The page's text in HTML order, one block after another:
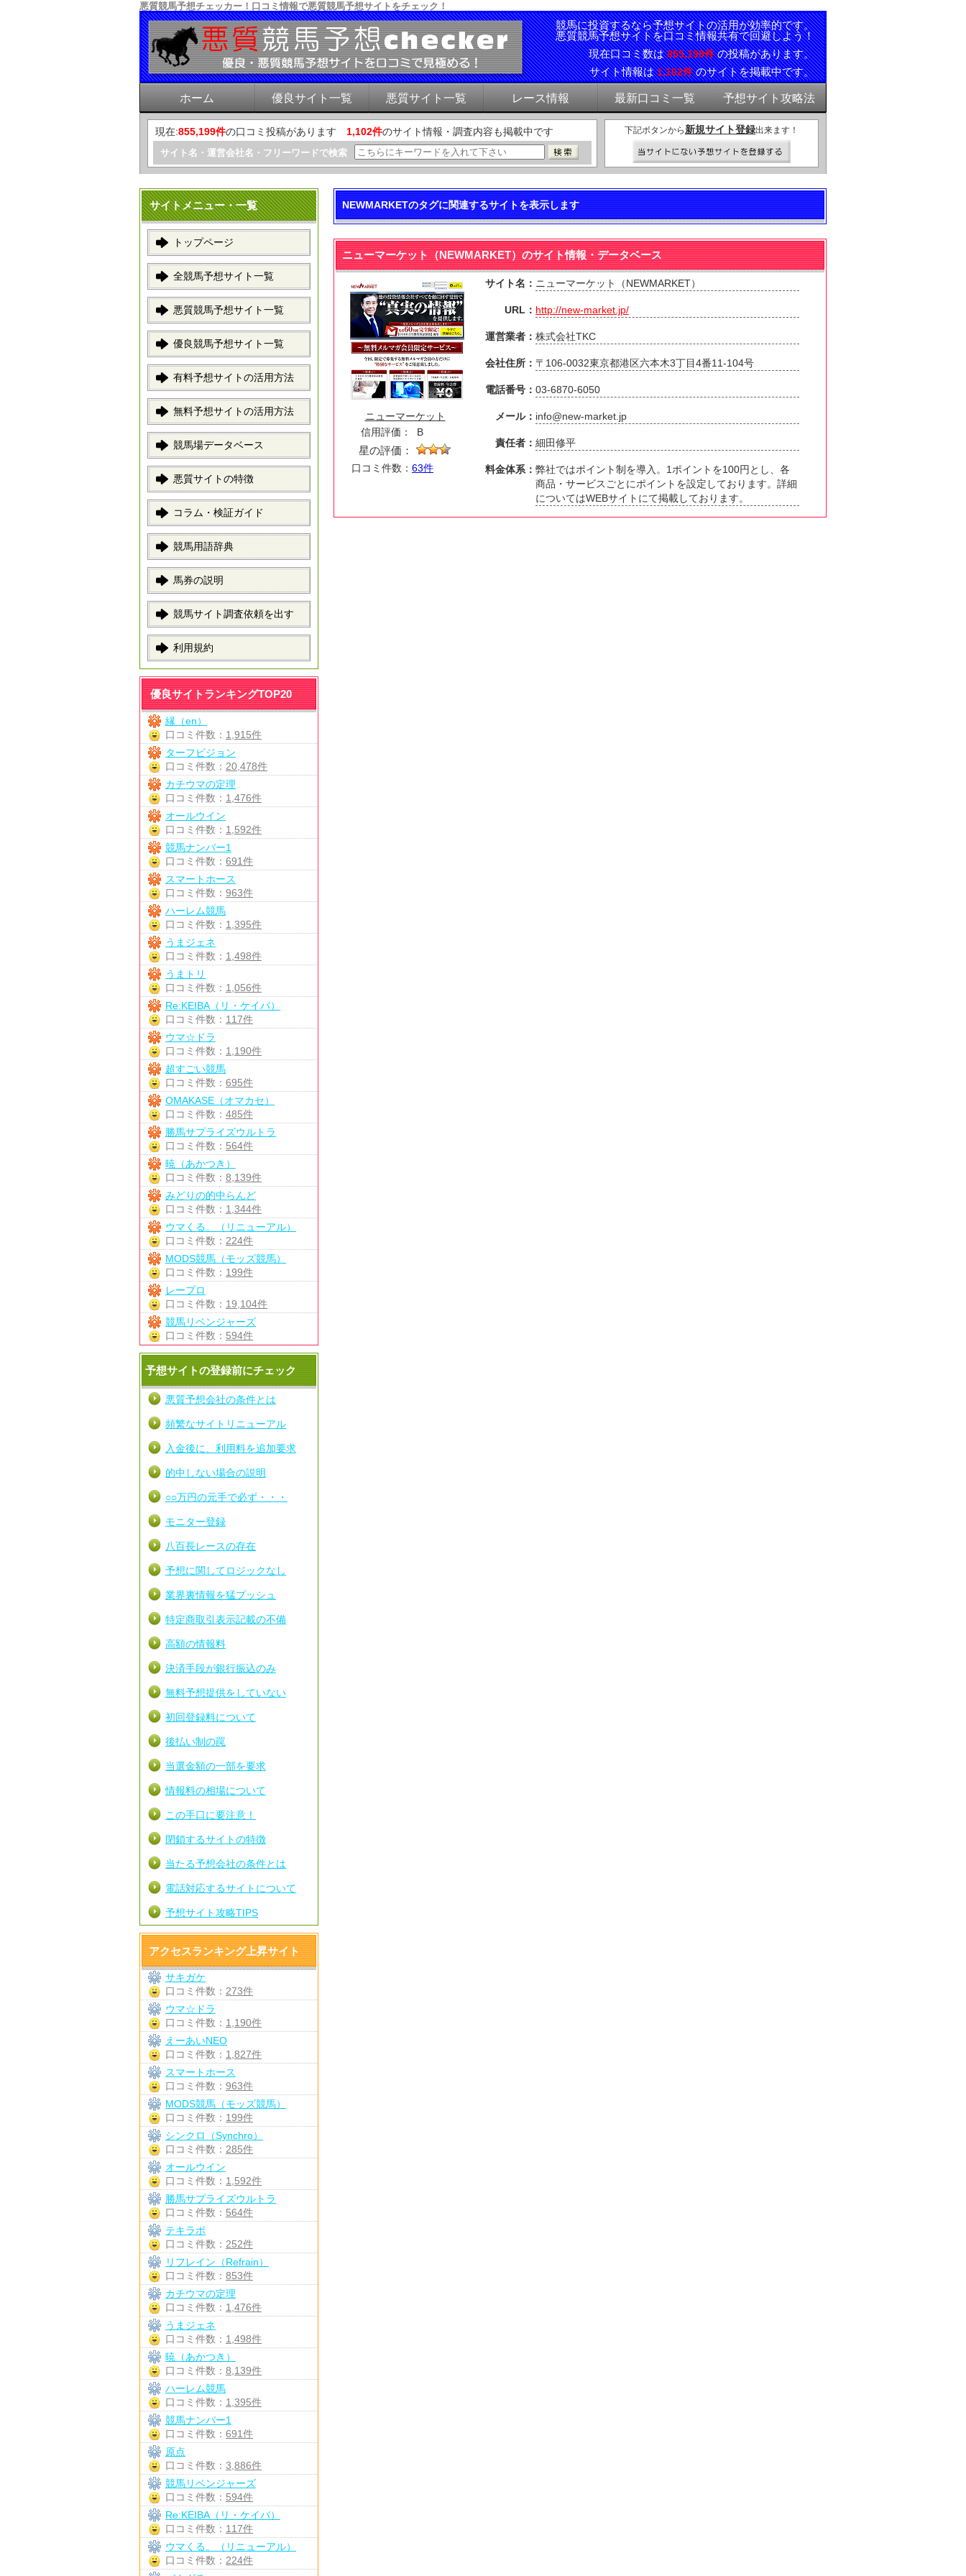
悪質競馬予想チェッカー！口コミ情報で悪質競馬予想サイトをチェック！
競馬に投資するなら予想サイトの活用が効率的です。
悪質競馬予想サイトを口コミ情報共有で回避しよう！
現在口コミ数は855,199件の投稿があります。
サイト情報は1,102件のサイトを掲載中です。
ホーム 優良サイト一覧 悪質サイト一覧 レース情報 最新口コミ一覧 予想サイト攻略法
現在:855,199件の口コミ投稿があります 1,102件のサイト情報・調査内容も掲載中です
サイト名・運営会社名・フリーワードで検索
下記ボタンから 新規サイト登録出来ます！
サイトメニュー・一覧
トップページ
全競馬予想サイト一覧
悪質競馬予想サイト一覧
優良競馬予想サイト一覧
有料予想サイトの活用方法
無料予想サイトの活用方法
競馬場データベース
悪質サイトの特徴
コラム・検証ガイド
競馬用語辞典
馬券の説明
競馬サイト調査依頼を出す
利用規約
優良サイトランキングTOP20
縁（en）
口コミ件数： 1,915件
ターフビジョン
口コミ件数： 20,478件
カチウマの定理
口コミ件数： 1,476件
オールウイン
口コミ件数： 1,592件
競馬ナンバー1
口コミ件数： 691件
スマートホース
口コミ件数： 963件
ハーレム競馬
口コミ件数： 1,395件
うまジェネ
口コミ件数： 1,498件
うまトリ
口コミ件数： 1,056件
Re:KEIBA（リ・ケイバ）
口コミ件数： 117件
ウマ☆ドラ
口コミ件数： 1,190件
超すごい競馬
口コミ件数： 695件
OMAKASE（オマカセ）
口コミ件数： 485件
勝馬サプライズウルトラ
口コミ件数： 564件
暁（あかつき）
口コミ件数： 8,139件
みどりの的中らんど
口コミ件数： 1,344件
ウマくる。（リニューアル）
口コミ件数： 224件
MODS競馬（モッズ競馬）
口コミ件数： 199件
レープロ
口コミ件数： 19,104件
競馬リベンジャーズ
口コミ件数： 594件
予想サイトの登録前にチェック
悪質予想会社の条件とは
頻繁なサイトリニューアル
入金後に、利用料を追加要求
的中しない場合の説明
○○万円の元手で必ず・・・
モニター登録
八百長レースの存在
予想に関してロジックなし
業界裏情報を猛プッシュ
特定商取引表示記載の不備
高額の情報料
決済手段が銀行振込のみ
無料予想提供をしていない
初回登録料について
後払い制の罠
当選金額の一部を要求
情報料の相場について
この手口に要注意！
閉鎖するサイトの特徴
当たる予想会社の条件とは
電話対応するサイトについて
予想サイト攻略TIPS
アクセスランキング上昇サイト
サキガケ
口コミ件数： 273件
ウマ☆ドラ
口コミ件数： 1,190件
えーあいNEO
口コミ件数： 1,827件
スマートホース
口コミ件数： 963件
MODS競馬（モッズ競馬）
口コミ件数： 199件
シンクロ（Synchro）
口コミ件数： 285件
オールウイン
口コミ件数： 1,592件
勝馬サプライズウルトラ
口コミ件数： 564件
テキラボ
口コミ件数： 252件
リフレイン（Refrain）
口コミ件数： 853件
カチウマの定理
口コミ件数： 1,476件
うまジェネ
口コミ件数： 1,498件
暁（あかつき）
口コミ件数： 8,139件
ハーレム競馬
口コミ件数： 1,395件
競馬ナンバー1
口コミ件数： 691件
原点
口コミ件数： 3,886件
競馬リベンジャーズ
口コミ件数： 594件
Re:KEIBA（リ・ケイバ）
口コミ件数： 117件
ウマくる。（リニューアル）
口コミ件数： 224件
NEWMARKETのタグに関連するサイトを表示します
ニューマーケット（NEWMARKET）のサイト情報・データベース
ニューマーケット
信用評価：
B
星の評価：
口コミ件数： 63件
サイト名： ニューマーケット（NEWMARKET）
URL： http://new-market.jp/
運営業者： 株式会社TKC
会社住所： 〒106-0032東京都港区六本木3丁目4番11-104号
電話番号： 03-6870-6050
メール： info@new-market.jp
責任者： 細田修平
料金体系： 弊社ではポイント制を導入。1ポイントを100円とし、各
商品・サービスごとにポイントを設定しております。詳細
についてはWEBサイトにて掲載しております。